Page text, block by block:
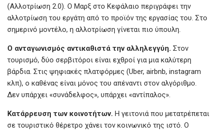
(Αλλοτρίωση 2.0). Ο Μαρξ στο Κεφάλαιο περιγράφει την
αλλοτρίωση του εργάτη από το προϊόν της εργασίας του. Στο
σημερινό μοντέλο, η αλλοτρίωση γίνεται πιο ύπουλη.
Ο ανταγωνισμός αντικαθιστά την αλληλεγγύη. Στον
τουρισμό, δύο σερβιτόροι είναι εχθροί για μια καλύτερη
βάρδια. Στις ψηφιακές πλατφόρμες (Uber, airbnb, instagram
κλπ), ο καθένας είναι μόνος του απέναντι στον αλγόριθμο.
Δεν υπάρχει «συνάδελφος», υπάρχει «αντίπαλος».
Κατάρρευση των κοινοτήτων. Η γειτονιά που μετατρέπεται
σε τουριστικό θέρετρο χάνει τον κοινωνικό της ιστό. Ο